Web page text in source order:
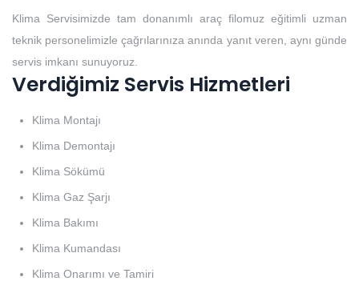
Klima Servisimizde tam donanımlı araç filomuz eğitimli uzman
teknik personelimizle çağrılarınıza anında yanıt veren, aynı günde
servis imkanı sunuyoruz.
Verdiğimiz Servis Hizmetleri
Klima Montajı
Klima Demontajı
Klima Sökümü
Klima Gaz Şarjı
Klima Bakımı
Klima Kumandası
Klima Onarımı ve Tamiri